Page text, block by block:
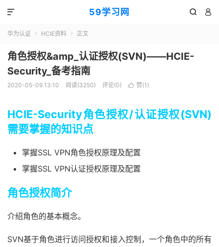
59学习网  

华为认证  HCIE资料  正文
角色授权&amp_认证授权(SVN)——HCIE-
Security_备考指南
2020-05-09 13:10 阅读(3250) 评论(0)  赞(1 )
HCIE-Security角色授权/认证授权(SVN)
需要掌握的知识点
掌握SSL VPN角色授权原理及配置
掌握SSL VPN认证授权原理及配置
角色授权简介
介绍角色的基本概念。
SVN基于角色进行访问授权和接入控制，一个角色中的所有